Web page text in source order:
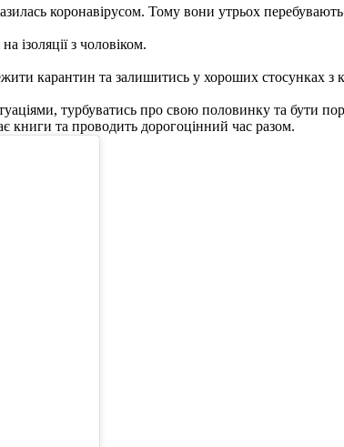
коронавірусом. Тому вони утрьох
ізоляції з чоловіком.
карантин та залишитись у хороших стосунках з
турбуватись про свою половинку та бути
книги та проводить дорогоцінний час разом.